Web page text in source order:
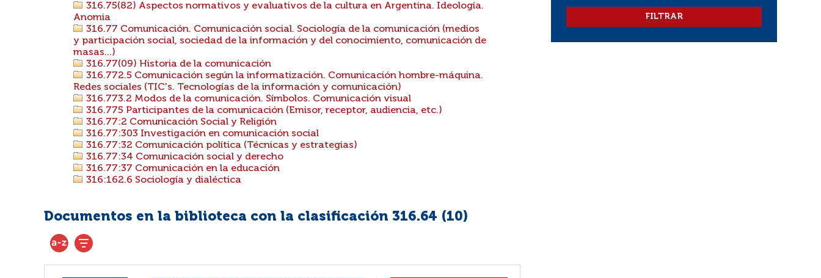
316.75(82) Aspectos normativos y evaluativos de la cultura en Argentina. Ideología.
Anomia
316.77 Comunicación. Comunicación social. Sociología de la comunicación (medios
y participación social, sociedad de la información y del conocimiento, comunicación de
masas...)
316.77(09) Historia de la comunicación
316.772.5 Comunicación según la informatización. Comunicación hombre-máquina.
Redes sociales (TIC's. Tecnologías de la información y comunicación)
316.773.2 Modos de la comunicación. Símbolos. Comunicación visual
316.775 Participantes de la comunicación (Emisor, receptor, audiencia, etc.)
316.77:2 Comunicación Social y Religión
316.77:303 Investigación en comunicación social
316.77:32 Comunicación política (Técnicas y estrategias)
316.77:34 Comunicación social y derecho
316.77:37 Comunicación en la educación
316:162.6 Sociología y dialéctica
Documentos en la biblioteca con la clasificación 316.64 (10)